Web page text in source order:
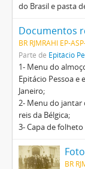
do Brasil e pasta
BR RJMRAHI EP-
Parte de Epitácio
1- Menu do
Epitácio Pessoa e
Janeiro;
2- Menu do jantar
reis da Bélgica;
3- Capa de
BR